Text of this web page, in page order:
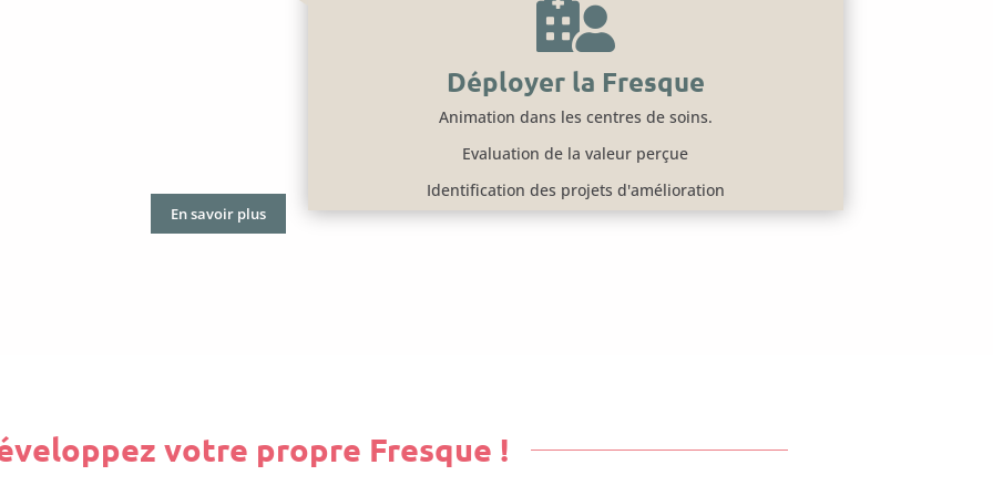

Déployer la Fresque
Animation dans les centres de soins.
Evaluation de la valeur perçue
Identification des projets d'amélioration
En savoir plus
votre propre Fresque !